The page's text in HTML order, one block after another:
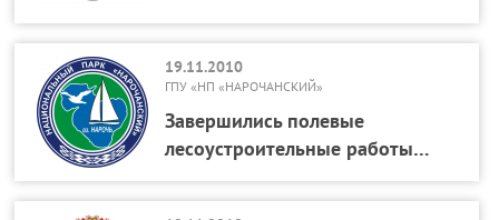
19.11.2010
ГПУ «НП «НАРОЧАНСКИЙ»
Завершились полевые
лесоустроительные работы…